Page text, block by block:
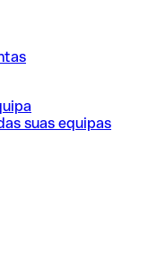
suas equipas